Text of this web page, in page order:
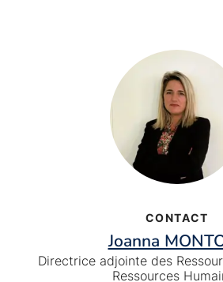
CONTACT
Joanna
Directrice adjointe des
Ressources